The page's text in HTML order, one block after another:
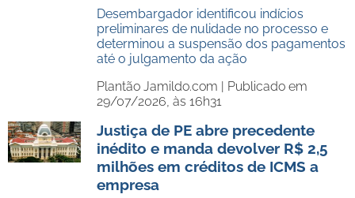
Desembargador identificou indícios
preliminares de nulidade no processo e
determinou a suspensão dos pagamentos
até o julgamento da ação
Plantão Jamildo.com | Publicado em
29/07/2026, às 16h31
Justiça de PE abre precedente
inédito e manda devolver R$ 2,5
milhões em créditos de ICMS a
empresa